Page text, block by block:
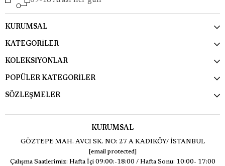
KURUMSAL
KATEGORİLER
KOLEKSİYONLAR
POPÜLER KATEGORİLER
SÖZLEŞMELER
KURUMSAL
GÖZTEPE MAH. AVCI SK. NO: 27 A KADIKÖY/ İSTANBUL
[email protected]
Çalışma Saatlerimiz: Hafta İçi 09:00:-18:00 / Hafta Sonu: 10:00- 17:00